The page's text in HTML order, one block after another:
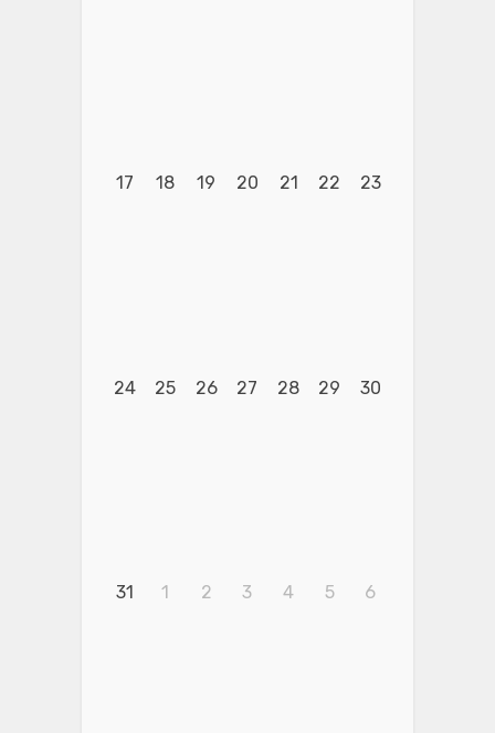
17 18 19 20 21 22 23
24 25 26 27 28 29 30
31 1 2 3 4 5 6